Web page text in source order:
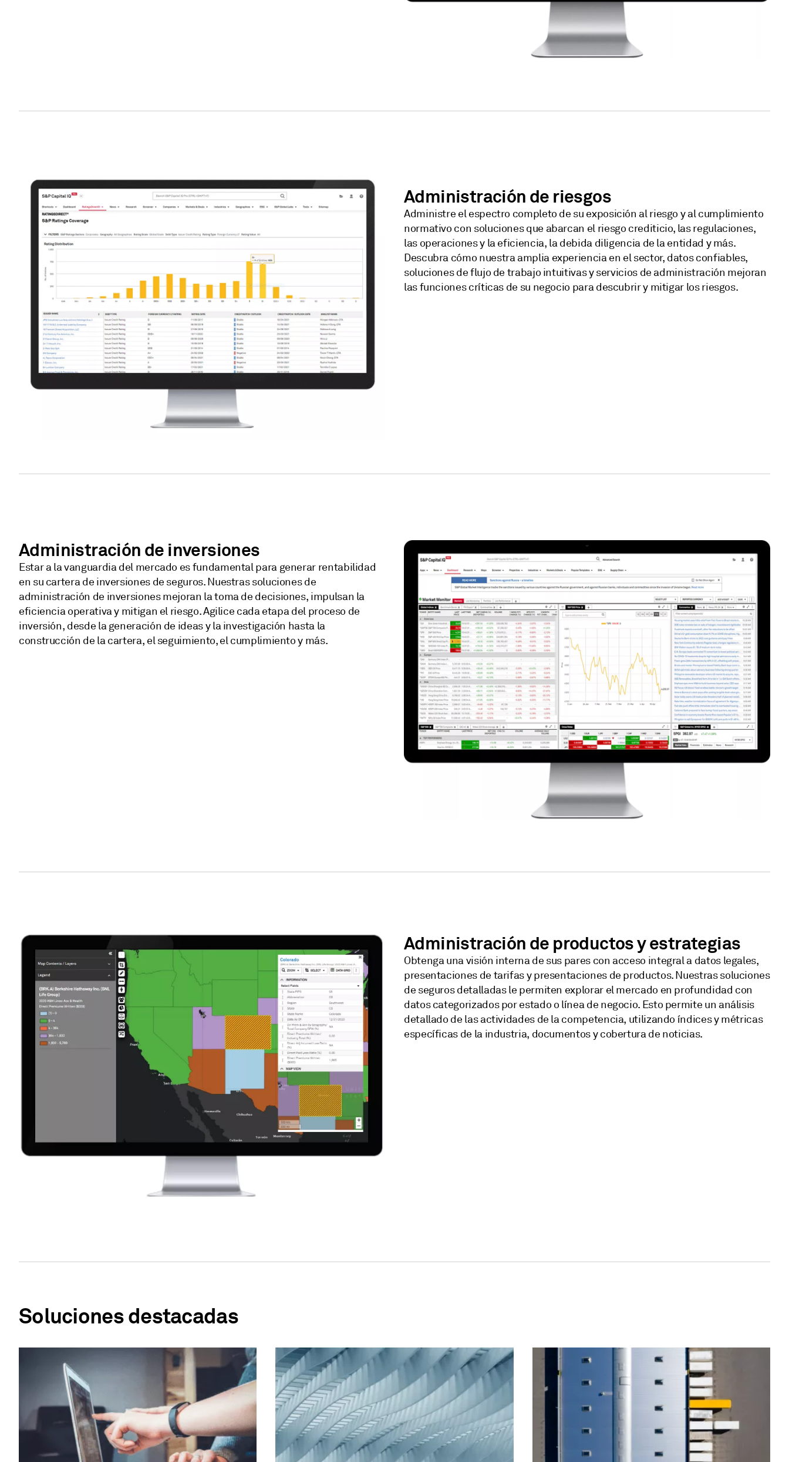
Administración de riesgos
Administre el espectro completo de su exposición al riesgo y al cumplimiento
normativo con soluciones que abarcan el riesgo crediticio, las regulaciones,
las operaciones y la eficiencia, la debida diligencia de la entidad y más.
Descubra cómo nuestra amplia experiencia en el sector, datos confiables,
soluciones de flujo de trabajo intuitivas y servicios de administración mejoran
las funciones críticas de su negocio para descubrir y mitigar los riesgos.
Administración de inversiones
Estar a la vanguardia del mercado es fundamental para generar rentabilidad
en su cartera de inversiones de seguros. Nuestras soluciones de
administración de inversiones mejoran la toma de decisiones, impulsan la
eficiencia operativa y mitigan el riesgo. Agilice cada etapa del proceso de
inversión, desde la generación de ideas y la investigación hasta la
construcción de la cartera, el seguimiento, el cumplimiento y más.
Administración de productos y estrategias
Obtenga una visión interna de sus pares con acceso integral a datos legales,
presentaciones de tarifas y presentaciones de productos. Nuestras soluciones
de seguros detalladas le permiten explorar el mercado en profundidad con
datos categorizados por estado o línea de negocio. Esto permite un análisis
detallado de las actividades de la competencia, utilizando índices y métricas
específicas de la industria, documentos y cobertura de noticias.
Soluciones destacadas